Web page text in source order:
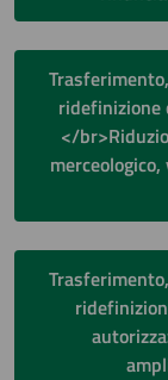
ridefinizione
</